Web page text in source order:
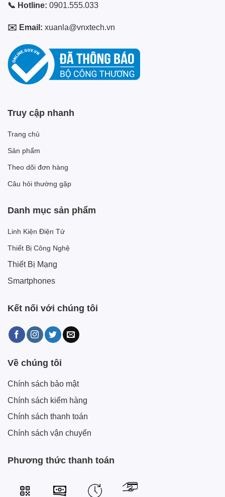
📞 Hotline: 0901.555.033
✉️ Email: xuanla@vnxtech.vn
Truy cập nhanh
Trang chủ
Sản phẩm
Theo dõi đơn hàng
Câu hỏi thường gặp
Danh mục sản phẩm
Linh Kiện Điện Tử
Thiết Bị Công Nghệ
Thiết Bị Mạng
Smartphones
Kết nối với chúng tôi
Về chúng tôi
Chính sách bảo mật
Chính sách kiểm hàng
Chính sách thanh toán
Chính sách vận chuyển
Phương thức thanh toán